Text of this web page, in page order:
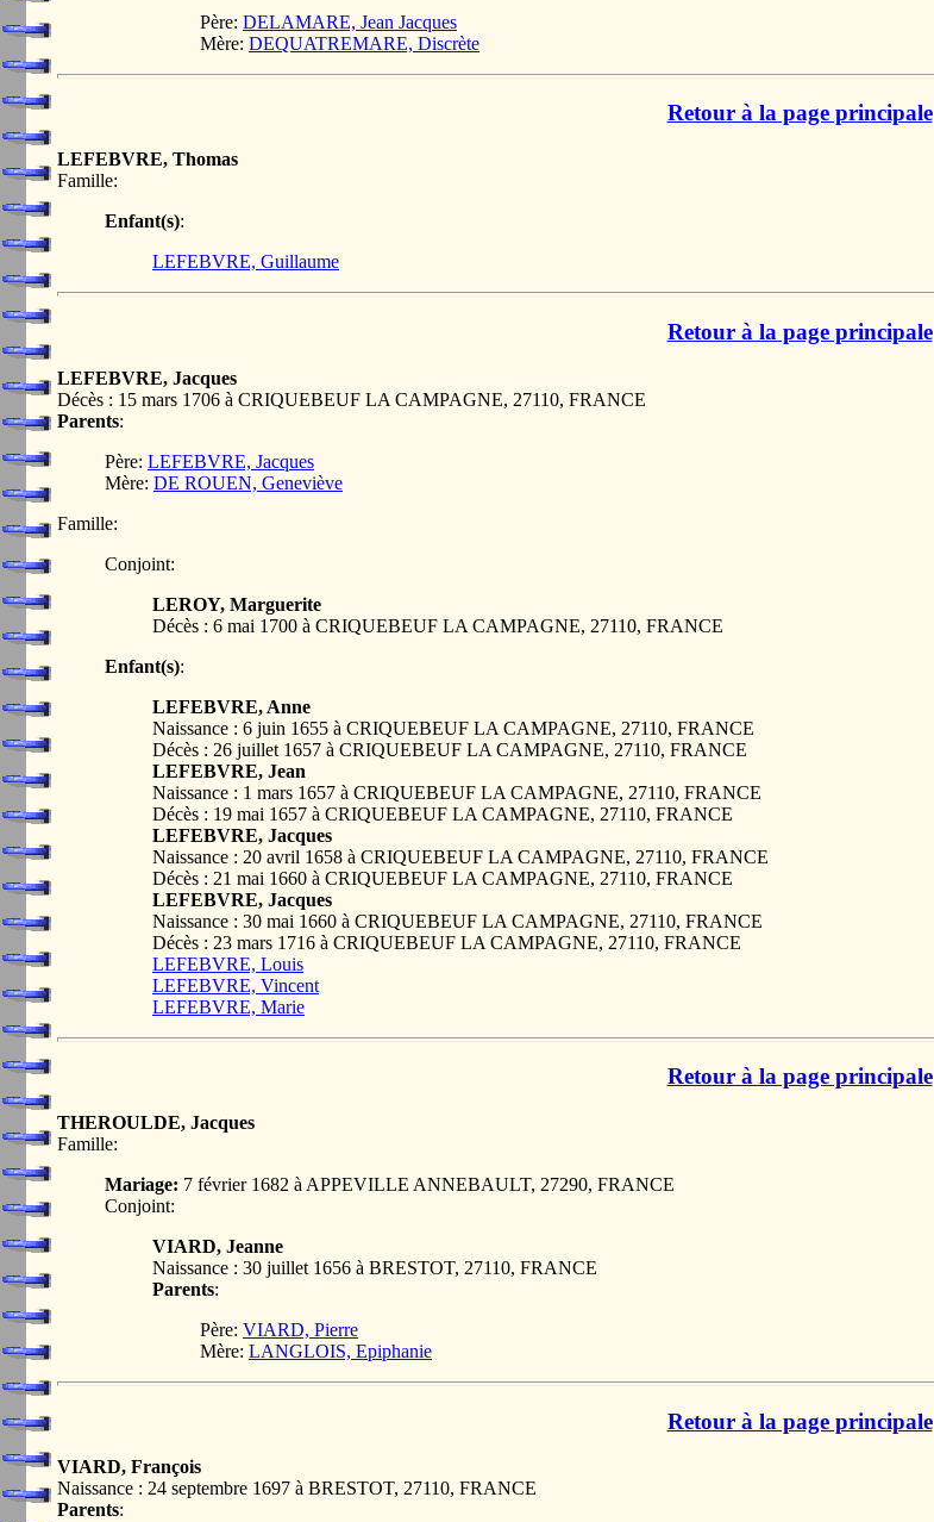
Père: DELAMARE, Jean Jacques
Mère: DEQUATREMARE, Discrète
Retour à la page principale
LEFEBVRE, Thomas
Famille:
Enfant(s):
LEFEBVRE, Guillaume
Retour à la page principale
LEFEBVRE, Jacques
Décès : 15 mars 1706 à CRIQUEBEUF LA CAMPAGNE, 27110, FRANCE
Parents:
Père: LEFEBVRE, Jacques
Mère: DE ROUEN, Geneviève
Famille:
Conjoint:
LEROY, Marguerite
Décès : 6 mai 1700 à CRIQUEBEUF LA CAMPAGNE, 27110, FRANCE
Enfant(s):
LEFEBVRE, Anne
Naissance : 6 juin 1655 à CRIQUEBEUF LA CAMPAGNE, 27110, FRANCE
Décès : 26 juillet 1657 à CRIQUEBEUF LA CAMPAGNE, 27110, FRANCE
LEFEBVRE, Jean
Naissance : 1 mars 1657 à CRIQUEBEUF LA CAMPAGNE, 27110, FRANCE
Décès : 19 mai 1657 à CRIQUEBEUF LA CAMPAGNE, 27110, FRANCE
LEFEBVRE, Jacques
Naissance : 20 avril 1658 à CRIQUEBEUF LA CAMPAGNE, 27110, FRANCE
Décès : 21 mai 1660 à CRIQUEBEUF LA CAMPAGNE, 27110, FRANCE
LEFEBVRE, Jacques
Naissance : 30 mai 1660 à CRIQUEBEUF LA CAMPAGNE, 27110, FRANCE
Décès : 23 mars 1716 à CRIQUEBEUF LA CAMPAGNE, 27110, FRANCE
LEFEBVRE, Louis
LEFEBVRE, Vincent
LEFEBVRE, Marie
Retour à la page principale
THEROULDE, Jacques
Famille:
Mariage: 7 février 1682 à APPEVILLE ANNEBAULT, 27290, FRANCE
Conjoint:
VIARD, Jeanne
Naissance : 30 juillet 1656 à BRESTOT, 27110, FRANCE
Parents:
Père: VIARD, Pierre
Mère: LANGLOIS, Epiphanie
Retour à la page principale
VIARD, François
Naissance : 24 septembre 1697 à BRESTOT, 27110, FRANCE
Parents: